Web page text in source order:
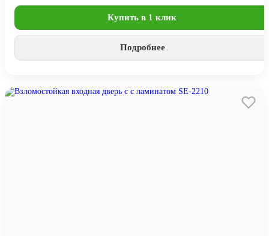
Купить в 1 клик
Подробнее